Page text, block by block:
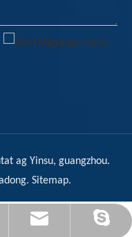
ag Yinsu, guangzhou.
. Sitemap.